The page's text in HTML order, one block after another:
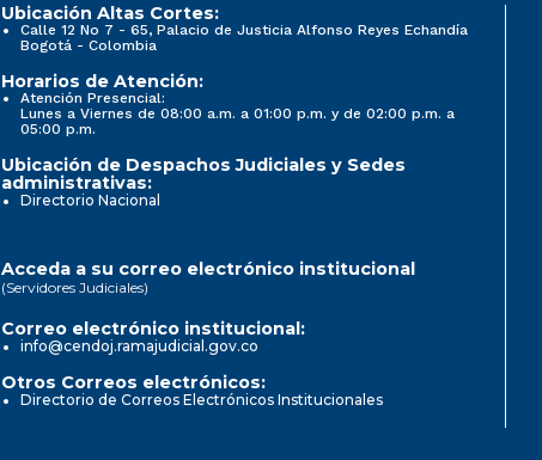
Ubicación Altas Cortes:
Calle 12 No 7 - 65, Palacio de Justicia Alfonso Reyes Echandía
Bogotá - Colombia
Horarios de Atención:
Atención Presencial:
Lunes a Viernes de 08:00 a.m. a 01:00 p.m. y de 02:00 p.m. a
05:00 p.m.
Ubicación de Despachos Judiciales y Sedes
administrativas:
Directorio Nacional
Acceda a su correo electrónico institucional
(Servidores Judiciales)
Correo electrónico institucional:
info@cendoj.ramajudicial.gov.co
Otros Correos electrónicos:
Directorio de Correos Electrónicos Institucionales